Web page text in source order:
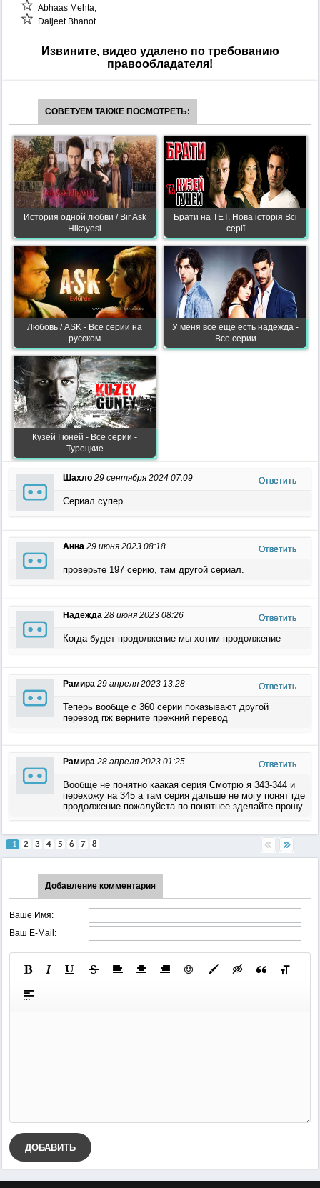
Abhaas Mehta,
Daljeet Bhanot
Извините, видео удалено по требованию
правообладателя!
СОВЕТУЕМ ТАКЖЕ ПОСМОТРЕТЬ:
История одной любви / Bir Ask
Hikayesi
Брати на ТЕТ. Нова історія Всі
серії
Любовь / ASK - Все серии на
русском
У меня все еще есть надежда -
Все серии
Кузей Гюней - Все серии -
Турецкие
Шахло 29 сентября 2024 07:09 Ответить
Сериал супер
Анна 29 июня 2023 08:18 Ответить
проверьте 197 серию, там другой сериал.
Надежда 28 июня 2023 08:26 Ответить
Когда будет продолжение мы хотим продолжение
Рамира 29 апреля 2023 13:28 Ответить
Теперь вообще с 360 серии показывают другой
перевод пж верните прежний перевод
Рамира 28 апреля 2023 01:25 Ответить
Вообще не понятно каакая серия Смотрю я 343-344 и
перехожу на 345 а там серия дальше не могу понят где
продолжение пожалуйста по понятнее зделайте прошу
1 2 3 4 5 6 7 8
Добавление комментария
Ваше Имя:
Ваш E-Mail:
ДОБАВИТЬ